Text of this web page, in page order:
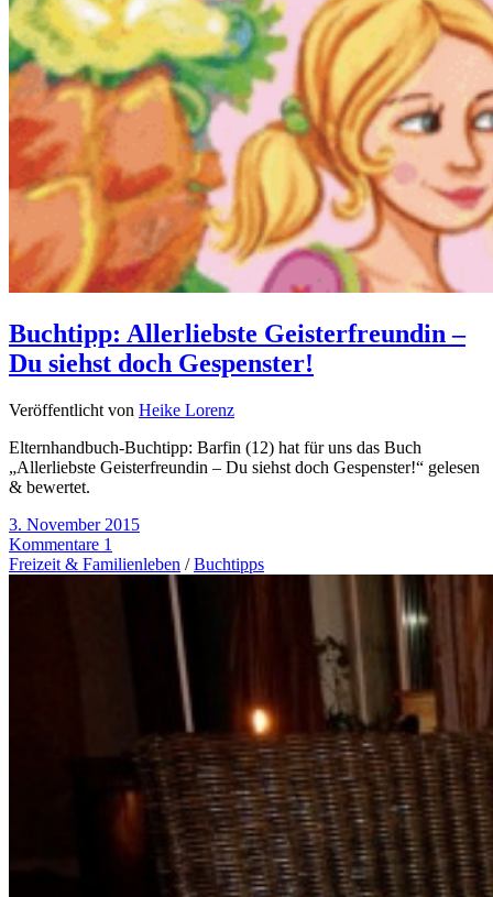
Buchtipp: Allerliebste Geisterfreundin –
Du siehst doch Gespenster!
Veröffentlicht von Heike Lorenz
Elternhandbuch-Buchtipp: Barfin (12) hat für uns das Buch
„Allerliebste Geisterfreundin – Du siehst doch Gespenster!“ gelesen
& bewertet.
3. November 2015
Kommentare 1
Freizeit & Familienleben /Buchtipps